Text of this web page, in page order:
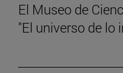
El Museo de
"El universo de lo